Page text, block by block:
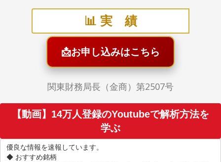
📊 実 績
📩お申し込みはこちら
関東財務局長（金商）第2507号
【動画】14万人登録のYoutubeで解析方法を
学ぶ
優良な情報を速報しています。
◆ おすすめ銘柄